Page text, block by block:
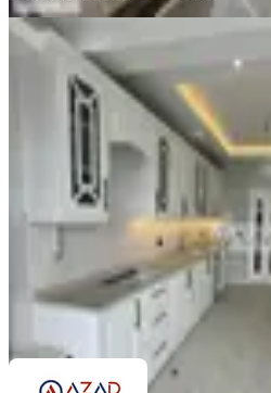
BALKONLU
Azad-
Civarı Satılık
Merkez,
4+1 · 185 m²·1.
5.750.000 ₺
Azad Gayrimenkul Osmaniye